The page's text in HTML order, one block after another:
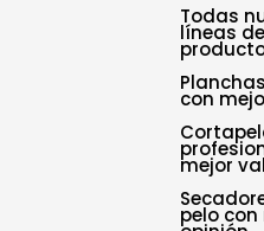
Todas
líneas de
con
mejor
pelo con